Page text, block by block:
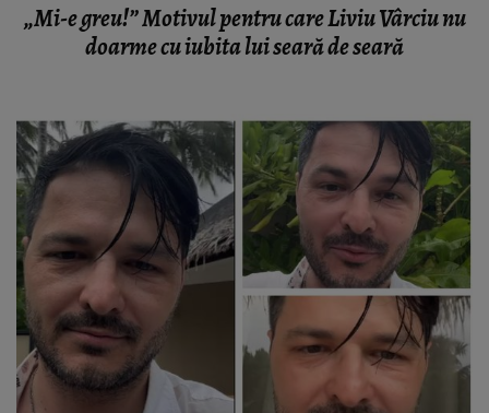
„Mi-e greu!” Motivul pentru care Liviu Vârciu nu
doarme cu iubita lui seară de seară